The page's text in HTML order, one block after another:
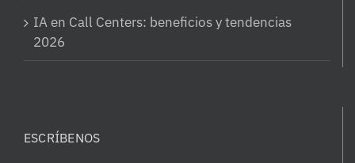
IA en Call Centers: beneficios y tendencias
2026
ESCRÍBENOS